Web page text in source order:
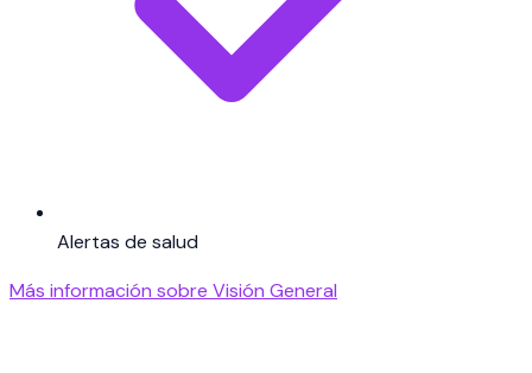
Alertas de salud
Más información sobre Visión General